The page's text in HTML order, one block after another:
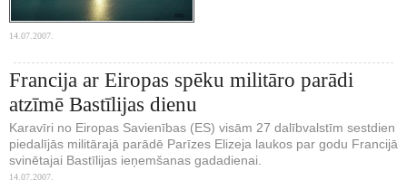
14.07.2007.
Francija ar Eiropas spēku militāro parādi
atzīmē Bastīlijas dienu
Karavīri no Eiropas Savienības (ES) visām 27 dalībvalstīm sestdien
piedalījās militārajā parādē Parīzes Elizeja laukos par godu Francijā
svinētajai Bastīlijas ieņemšanas gadadienai.
14.07.2007.